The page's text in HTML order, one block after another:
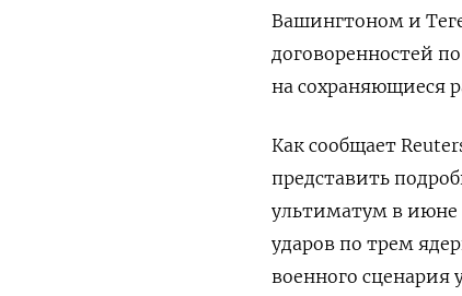
Вашингтоном и
договоренностей
на сохраняющиеся
Как сообщает
представить
ультиматум в июне
ударов по трем
военного сценария